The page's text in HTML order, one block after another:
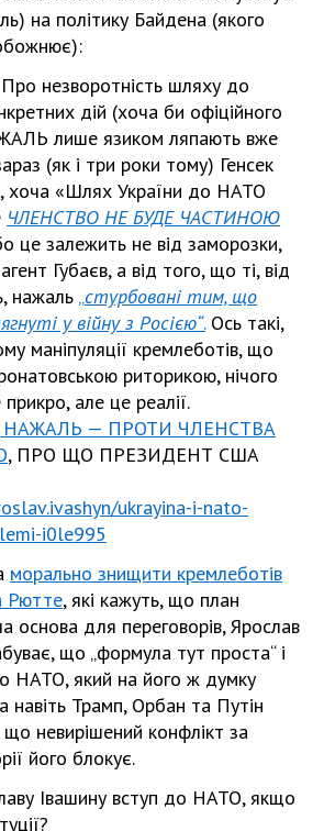
на політику Байдена (якого
незворотність шляху до
дій (хоча би офіційного
лише язиком ляпають вже
(як і три роки тому) Генсек
хоча «Шлях України до НАТО
ЧЛЕНСТВО НЕ БУДЕ ЧАСТИНОЮ
це залежить не від заморозки,
Губаєв, а від того, що ті, від
нажаль „стурбовані тим, що
у війну з Росією“.Ось такі,
маніпуляції кремлеботів, що
риторикою, нічого
але це реалії.
НАЖАЛЬ — ПРОТИ ЧЛЕНСТВА
, ПРО ЩО ПРЕЗИДЕНТ США
ukrayina-i-nato-
i0le995
морально знищити кремлеботів
Рютте, які кажуть, що план
основа для переговорів, Ярослав
що „формула тут проста“ і
НАТО, який на його ж думку
навіть Трамп, Орбан та Путін
що невирішений конфлікт за
його блокує.
Івашину вступ до НАТО, якщо